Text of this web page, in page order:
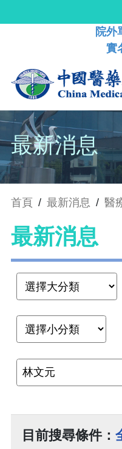
院外
實
最新消息
首頁 / 最新消息 / 醫
最新消息
目前搜尋條件：